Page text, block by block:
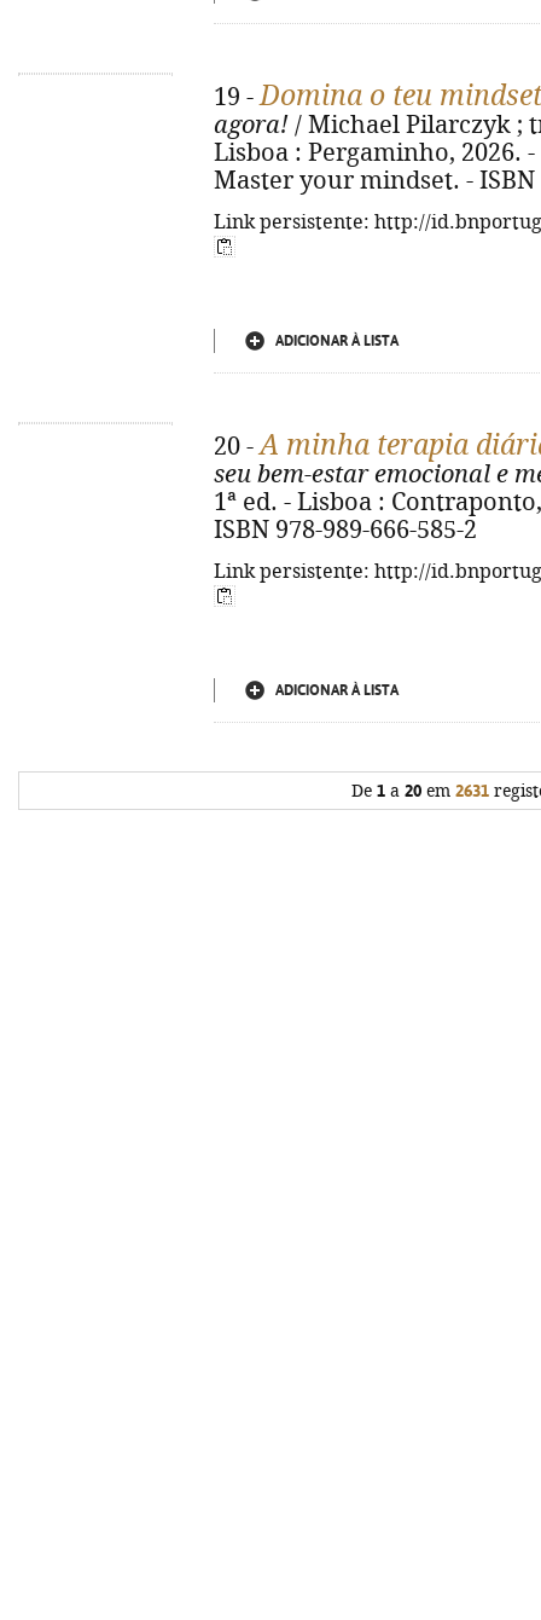
19 -Domina o teu mindset
agora! / Michael Pilarczyk ;
Lisboa : Pergaminho, 2026.
Master your mindset. - ISBN
Link persistente: http://
ADICIONAR À LISTA
20 -A minha terapia
seu bem-estar emocional e
1ª ed. - Lisboa :
ISBN 978-989-666-585-2
Link persistente: http://
ADICIONAR À LISTA
De 1a 20em 2631